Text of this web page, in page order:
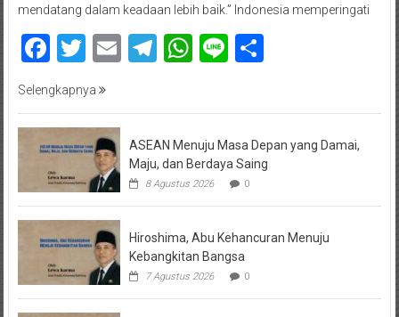
mendatang dalam keadaan lebih baik.” Indonesia memperingati
Facebook
Twitter
EmailTelegram
WhatsApp
Line
Selengkapnya
ASEAN Menuju Masa Depan yang Damai,
Maju, dan Berdaya Saing
8 Agustus 2026 0
Hiroshima, Abu Kehancuran Menuju
Kebangkitan Bangsa
7 Agustus 2026 0